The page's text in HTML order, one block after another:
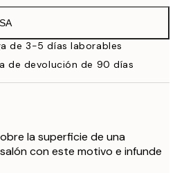
32,45 €
de 3-5 días laborables
de devolución de 90 días
la superficie de una
con este motivo e infunde